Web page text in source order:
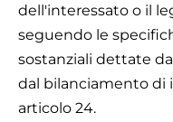
dell'interessato o il
seguendo le
sostanziali dettate
dal bilanciamento di
articolo 24.